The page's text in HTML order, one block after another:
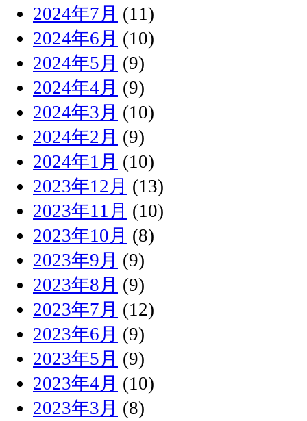
2024年7月 (11)
2024年6月 (10)
2024年5月 (9)
2024年4月 (9)
2024年3月 (10)
2024年2月 (9)
2024年1月 (10)
2023年12月 (13)
2023年11月 (10)
2023年10月 (8)
2023年9月 (9)
2023年8月 (9)
2023年7月 (12)
2023年6月 (9)
2023年5月 (9)
2023年4月 (10)
2023年3月 (8)